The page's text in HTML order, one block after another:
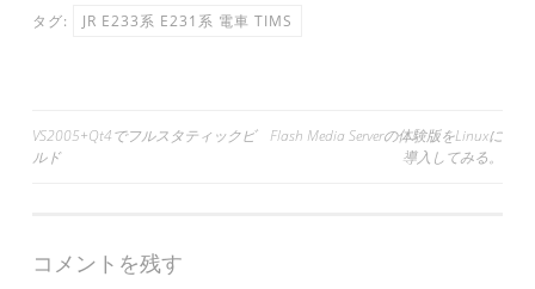
タグ:
JR E233系 E231系 電車 TIMS
投
VS2005+Qt4でフルスタティックビ
ルド
Flash Media Serverの体験版をLinuxに
導入してみる。
コメントを残す